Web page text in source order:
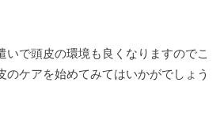
いで頭皮の環境も良くなりますのでこ
のケアを始めてみてはいかがでしょう